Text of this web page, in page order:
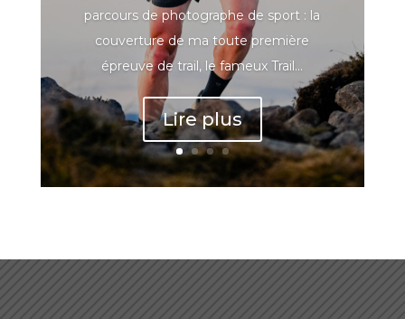
parcours de photographe de sport : la
couverture de ma toute première
épreuve de trail, le fameux Trail...
Lire plus